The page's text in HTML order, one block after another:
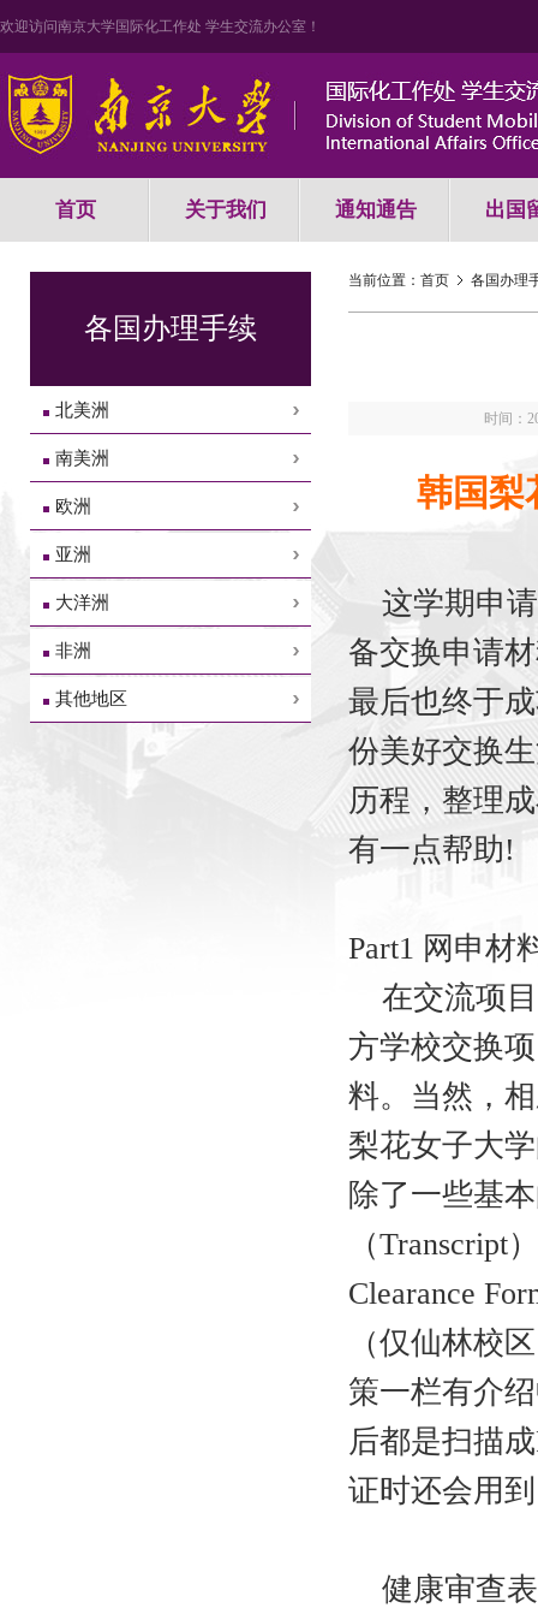
欢迎访问南京大学国际化工作处 学生交流办公室！
首页 关于我们 通知通告 出国
各国办理手续
北美洲
南美洲
欧洲
亚洲
大洋洲
非洲
其他地区
当前位置： 首页 各国办理
时间：
韩国梨
这学期申请
备交换申请
最后也终于
份美好交换
历程，整理
有一点帮助!
Part1 网申材
在交流项目
方学校交换
料。当然，
梨花女子大
除了一些基
（Transcript
Clearance
（仅仙林校
策一栏有介
后都是扫描
证时还会用
健康审查表